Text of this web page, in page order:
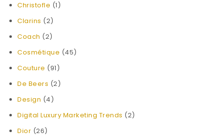
Christofle (1)
Clarins (2)
Coach (2)
Cosmétique (45)
Couture (91)
De Beers (2)
Design (4)
Digital Luxury Marketing Trends (2)
Dior (26)